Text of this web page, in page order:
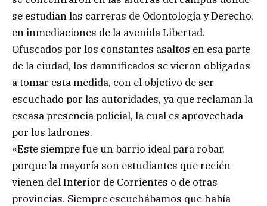
se estudian las carreras de Odontología y Derecho,
en inmediaciones de la avenida Libertad.
Ofuscados por los constantes asaltos en esa parte
de la ciudad, los damnificados se vieron obligados
a tomar esta medida, con el objetivo de ser
escuchado por las autoridades, ya que reclaman la
escasa presencia policial, la cual es aprovechada
por los ladrones.
«Este siempre fue un barrio ideal para robar,
porque la mayoría son estudiantes que recién
vienen del Interior de Corrientes o de otras
provincias. Siempre escuchábamos que había